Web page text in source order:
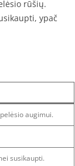
rūšių.
ypač
augimui.
susikaupti.